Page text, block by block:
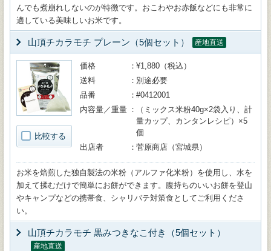
んでも煮崩れしないのが特徴です。おこわやお赤飯などにも非常に
適している美味しいお米です。
山頂チカラモチ プレーン（5個セット） 産地直送
比較する
価格
¥1,880（税込）
送料
別途必要
品番
#0412001
内容量／重量
（ミックス米粉40g×2袋入り、計
量カップ、カンタンレシピ）×5
個
出店者
菅原商店（宮城県）
お米を焙煎した独自製法の米粉（アルファ化米粉）を使用し、水を
加えて揉むだけで簡単にお餅ができます。腹持ちのいいお餅を登山
やキャンプなどの携帯食、シャリバテ対策食としてご利用くださ
い。
山頂チカラモチ 黒みつきなこ付き（5個セット）
産地直送